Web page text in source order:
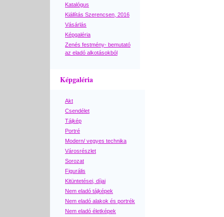
Katalógus
Kiállítás Szerencsen, 2016
Vásárlás
Képgaléria
Zenés festmény- bemutató
az eladó alkotásokból
Képgaléria
Akt
Csendélet
Tájkép
Portré
Modern/ vegyes technika
Városrészlet
Sorozat
Figurális
Kitüntetései, díjai
Nem eladó tájképek
Nem eladó alakok és portrék
Nem eladó életképek